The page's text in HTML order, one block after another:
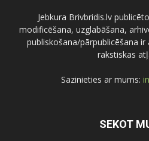
Jebkura Brivbridis.lv
modificēšana, uzglabāšana,
publiskošana/pārpublicēšana ir
rakstiskas
Sazinieties ar mums:
SEKOT